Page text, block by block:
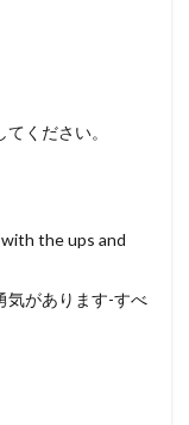
ください。
the ups and
気があります-すべ